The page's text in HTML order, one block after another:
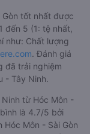
Gòn tốt nhất được
5 (1: tệ nhất,
như: Chất lượng
. Đánh giá
đã trải nghiệm
- Tây Ninh.
từ Hóc Môn -
là 4.7/5 bởi
Môn - Sài Gòn